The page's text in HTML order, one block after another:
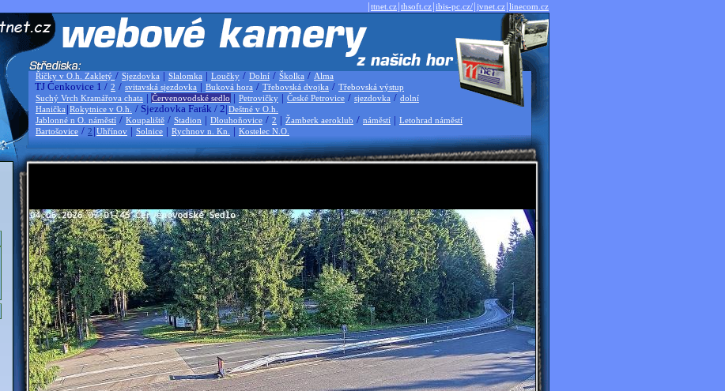
|ttnet.cz|thsoft.cz|ibis-pc.cz/|jvnet.cz|linecom.cz
Říčky v O.h. Zakletý / Sjezdovka | Slalomka | Loučky / Dolní / Školka / Alma
TJ Čenkovice 1 / 2 / svitavská sjezdovka | Buková hora / Třebovská dvojka / Třebovská výstup
Suchý Vrch Kramářova chata | Červenovodské sedlo | Petrovičky | České Petrovice / sjezdovka / dolní
Hanička |Rokytnice v O.h. / Sjezdovka Farák / 2|Deštné v O.h.
Jablonné n O. náměstí / Koupaliště / Stadion | Dlouhoňovice / 2 | Žamberk aeroklub / náměstí | Letohrad náměstí
Bartošovice / 2 |Uhřínov | Solnice | Rychnov n. Kn. | Kostelec N.O.